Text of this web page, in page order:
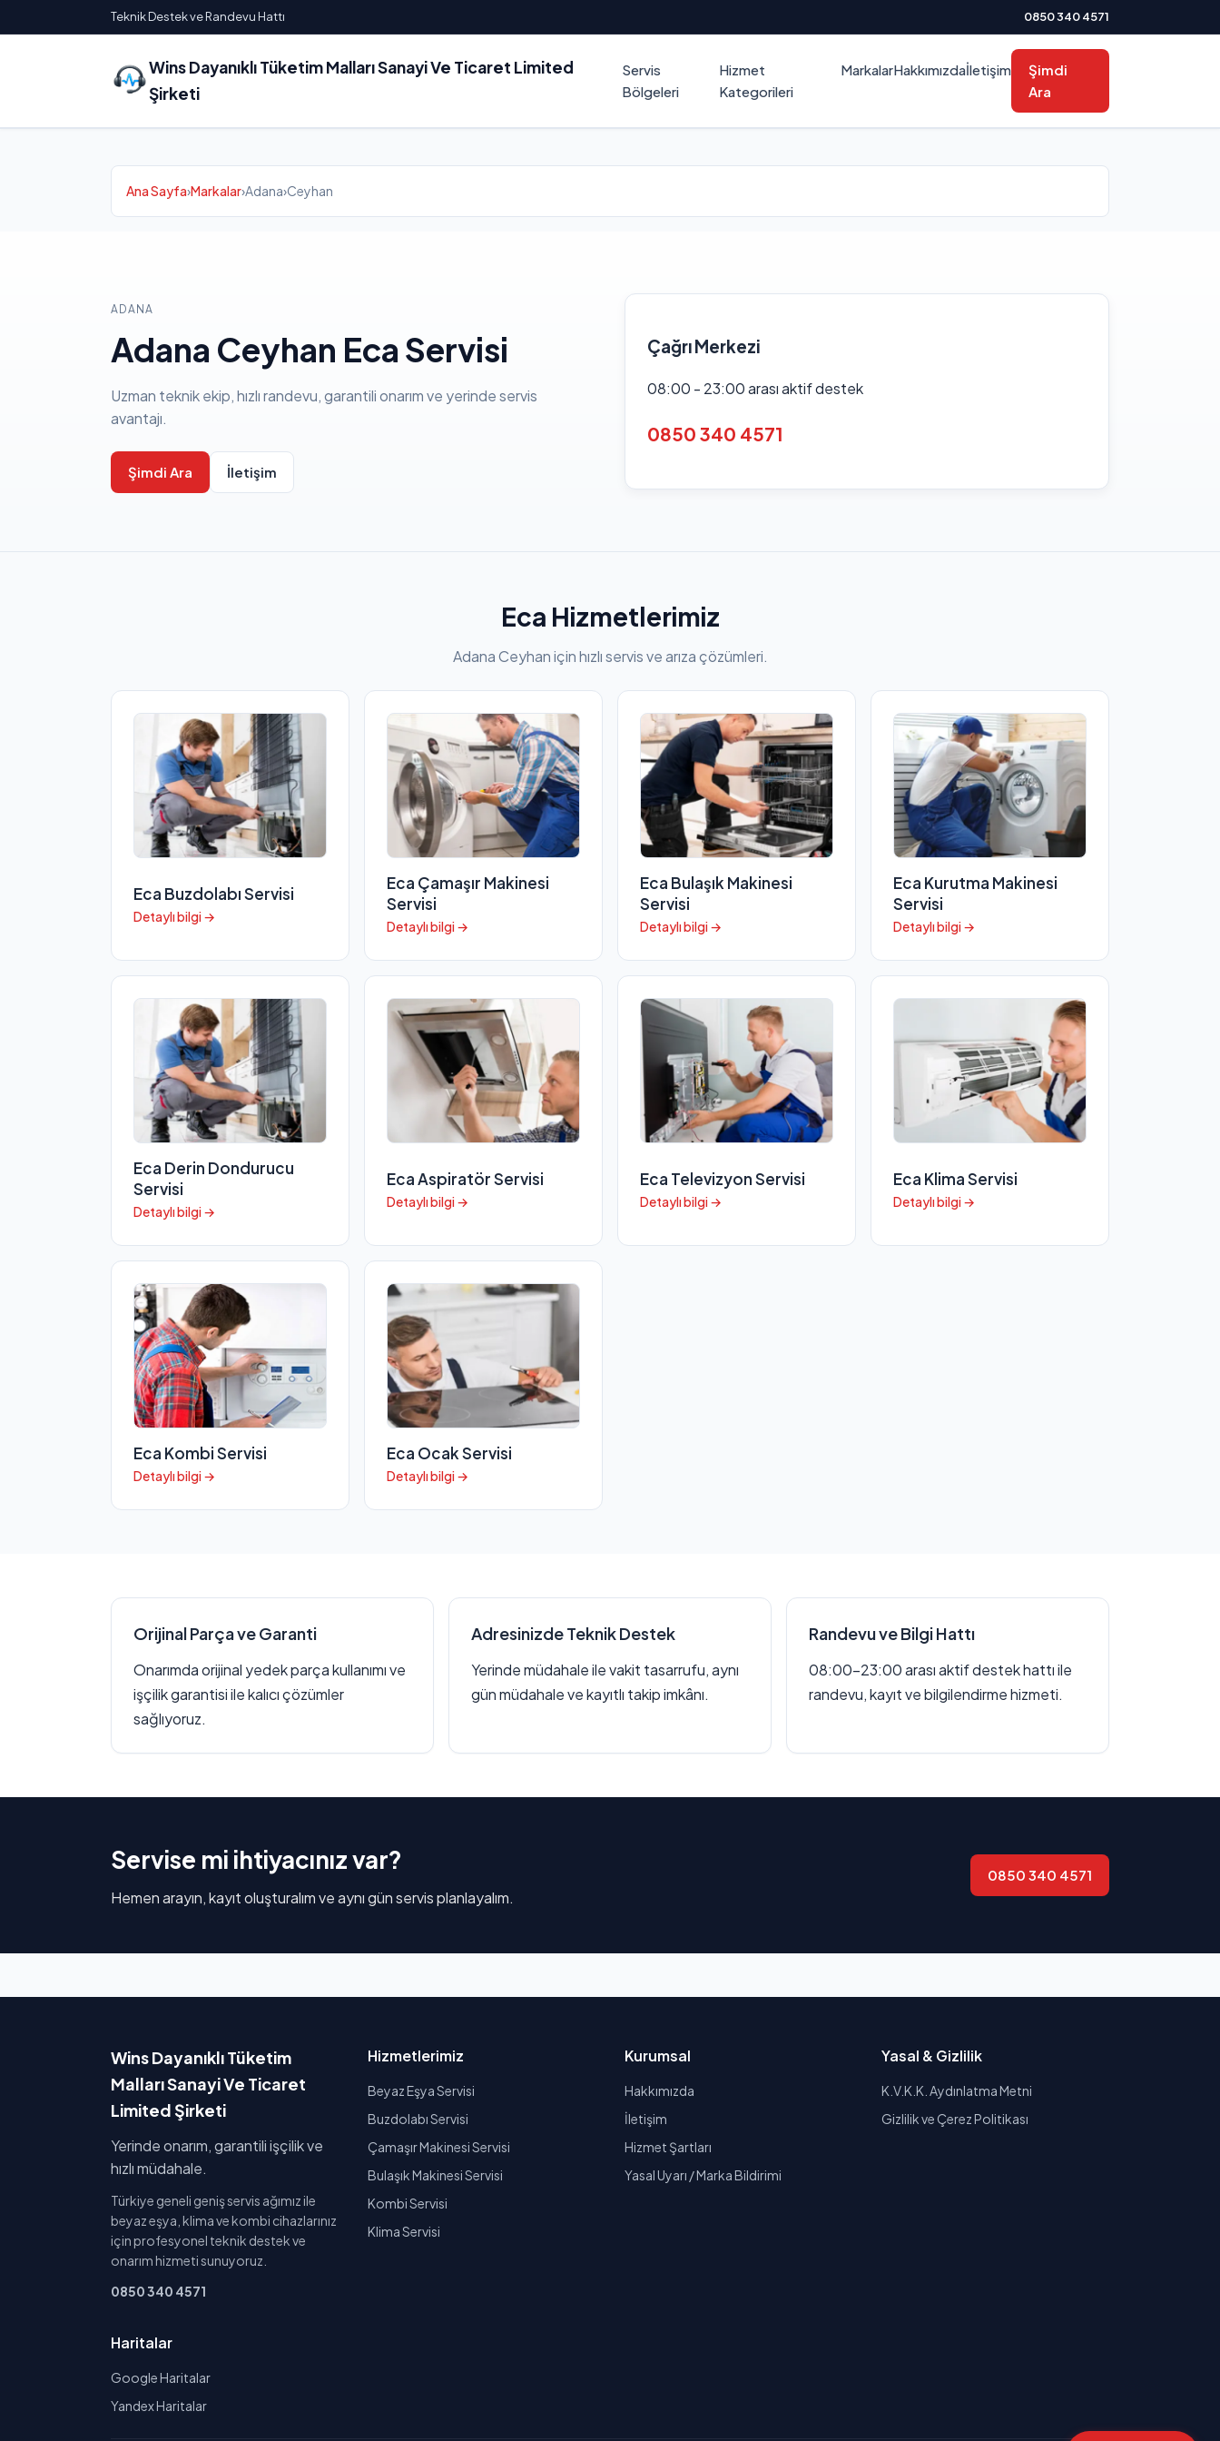
Teknik Destek ve Randevu Hattı 0850 340 4571
Wins Dayanıklı Tüketim Malları Sanayi Ve Ticaret Limited
Şirketi
Servis
Bölgeleri
Hizmet
Kategorileri
MarkalarHakkımızdaİletişim
Şimdi
Ara
Ana Sayfa›Markalar›Adana›Ceyhan
ADANA
Adana Ceyhan Eca Servisi
Uzman teknik ekip, hızlı randevu, garantili onarım ve yerinde servis
avantajı.
Şimdi Ara İletişim
Çağrı Merkezi
08:00 - 23:00 arası aktif destek
0850 340 4571
Eca Hizmetlerimiz
Adana Ceyhan için hızlı servis ve arıza çözümleri.
Eca Buzdolabı Servisi
Detaylı bilgi →
Eca Çamaşır Makinesi
Servisi
Detaylı bilgi →
Eca Bulaşık Makinesi
Servisi
Detaylı bilgi →
Eca Kurutma Makinesi
Servisi
Detaylı bilgi →
Eca Derin Dondurucu
Servisi
Detaylı bilgi →
Eca Aspiratör Servisi
Detaylı bilgi →
Eca Televizyon Servisi
Detaylı bilgi →
Eca Klima Servisi
Detaylı bilgi →
Eca Kombi Servisi
Detaylı bilgi →
Eca Ocak Servisi
Detaylı bilgi →
Orijinal Parça ve Garanti
Onarımda orijinal yedek parça kullanımı ve
işçilik garantisi ile kalıcı çözümler
sağlıyoruz.
Adresinizde Teknik Destek
Yerinde müdahale ile vakit tasarrufu, aynı
gün müdahale ve kayıtlı takip imkânı.
Randevu ve Bilgi Hattı
08:00–23:00 arası aktif destek hattı ile
randevu, kayıt ve bilgilendirme hizmeti.
Servise mi ihtiyacınız var?
Hemen arayın, kayıt oluşturalım ve aynı gün servis planlayalım.
0850 340 4571
Wins Dayanıklı Tüketim
Malları Sanayi Ve Ticaret
Limited Şirketi
Yerinde onarım, garantili işçilik ve
hızlı müdahale.
Türkiye geneli geniş servis ağımız ile
beyaz eşya, klima ve kombi cihazlarınız
için profesyonel teknik destek ve
onarım hizmeti sunuyoruz.
0850 340 4571
Hizmetlerimiz
Beyaz Eşya Servisi
Buzdolabı Servisi
Çamaşır Makinesi Servisi
Bulaşık Makinesi Servisi
Kombi Servisi
Klima Servisi
Kurumsal
Hakkımızda
İletişim
Hizmet Şartları
Yasal Uyarı / Marka Bildirimi
Yasal & Gizlilik
K.V.K.K. Aydınlatma Metni
Gizlilik ve Çerez Politikası
Haritalar
Google Haritalar
Yandex Haritalar